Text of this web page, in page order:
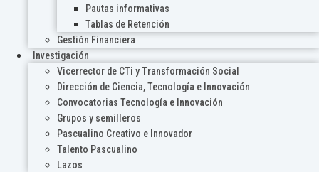
Pautas informativas
Tablas de Retención
Gestión Financiera
Investigación
Vicerrector de CTi y Transformación Social
Dirección de Ciencia, Tecnología e Innovación
Convocatorias Tecnología e Innovación
Grupos y semilleros
Pascualino Creativo e Innovador
Talento Pascualino
Lazos